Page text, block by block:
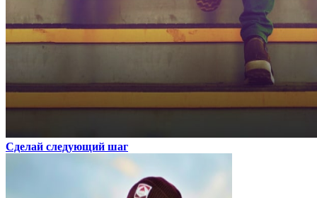
Сделай следующий шаг